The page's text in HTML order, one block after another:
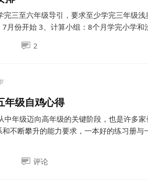
完三至六年级导引，要求至少学完三年级
月份开始 3、计算小组：8个月学完小学和
2
年级自鸡心得
中年级迈向高年级的关键阶段，也是许多
不断攀升的能力要求，一本好的练习册与
评论